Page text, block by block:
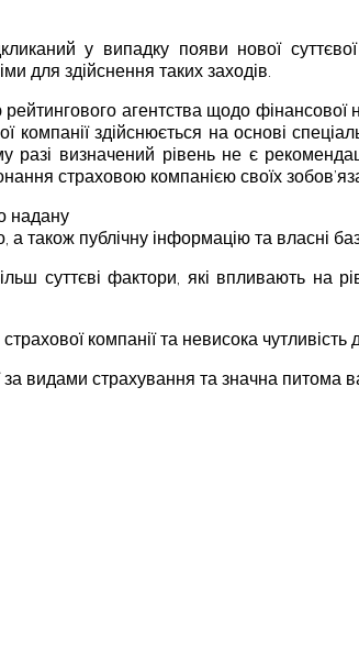
у випадку появи нової суттєвої
для здійснення таких заходів.
агентства щодо фінансової
компанії здійснюється на основі
разі визначений рівень не є
страховою компанією своїх
надану
також публічну інформацію та власні
суттєві фактори, які впливають на
компанії та невисока
видами страхування та значна питома